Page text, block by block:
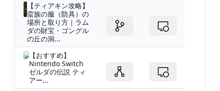
【ティアキン攻略】
蛮族の服（防具）の
場所と取り方｜ラム
ダの財宝・ゴングル
の丘の洞...
【おすすめ】
Nintendo Switch
ゼルダの伝説 ティ
アー...